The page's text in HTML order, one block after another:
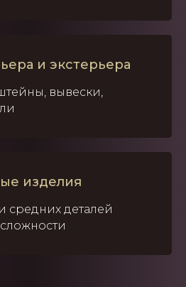
и экстерьера
вывески,
изделия
средних деталей